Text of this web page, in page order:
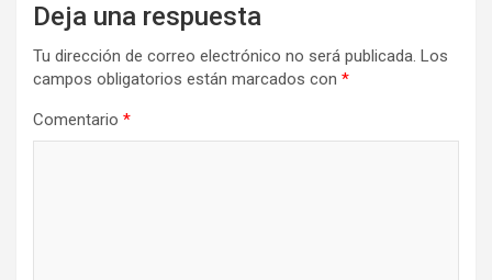
Deja una respuesta
Tu dirección de correo electrónico no será publicada. Los
campos obligatorios están marcados con *
Comentario *